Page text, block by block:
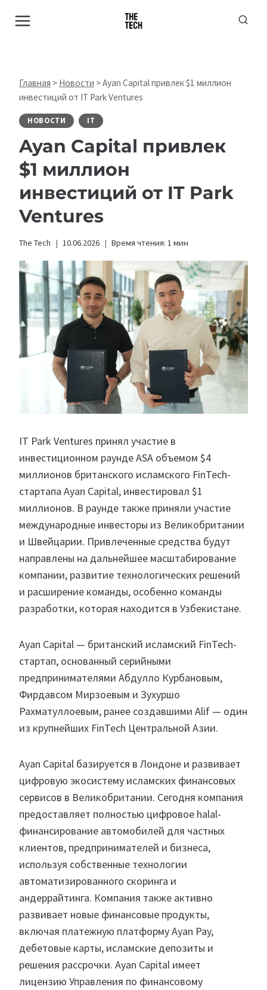
Главная > Новости >Ayan Capital привлек $1 миллион
инвестиций от IT Park Ventures
НОВОСТИ IT
Ayan Capital привлек
$1 миллион
инвестиций от IT Park
Ventures
The Tech 10.06.2026 Время чтения: 1 мин
IT Park Ventures принял участие в
инвестиционном раунде ASA объемом $4
миллионов британского исламского FinTech-
стартапа Ayan Capital, инвестировал $1
миллионов. В раунде также приняли участие
международные инвесторы из Великобритании
и Швейцарии. Привлеченные средства будут
направлены на дальнейшее масштабирование
компании, развитие технологических решений
и расширение команды, особенно команды
разработки, которая находится в Узбекистане.
Ayan Capital — британский исламский FinTech-
стартап, основанный серийными
предпринимателями Абдулло Курбановым,
Фирдавсом Мирзоевым и Зухуршо
Рахматуллоевым, ранее создавшими Alif — один
из крупнейших FinTech Центральной Азии.
Ayan Capital базируется в Лондоне и развивает
цифровую экосистему исламских финансовых
сервисов в Великобритании. Сегодня компания
предоставляет полностью цифровое halal-
финансирование автомобилей для частных
клиентов, предпринимателей и бизнеса,
используя собственные технологии
автоматизированного скоринга и
андеррайтинга. Компания также активно
развивает новые финансовые продукты,
включая платежную платформу Ayan Pay,
дебетовые карты, исламские депозиты и
решения рассрочки. Ayan Capital имеет
лицензию Управления по финансовому